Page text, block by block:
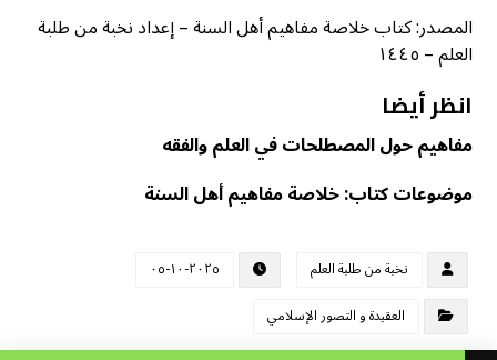
المصدر: كتاب خلاصة مفاهيم أهل السنة – إعداد نخبة من طلبة
العلم – ١٤٤٥
انظر أيضا
مفاهيم حول المصطلحات في العلم والفقه
موضوعات كتاب: خلاصة مفاهيم أهل السنة
نخبة من طلبة العلم
٢٠٢٥-١٠-٠٥
العقيدة و التصور الإسلامي